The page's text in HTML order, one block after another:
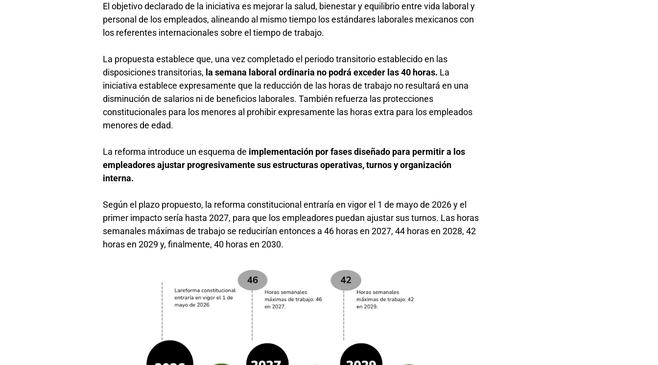
El objetivo declarado de la iniciativa es mejorar la salud, bienestar y equilibrio entre vida laboral y
personal de los empleados, alineando al mismo tiempo los estándares laborales mexicanos con
los referentes internacionales sobre el tiempo de trabajo.
La propuesta establece que, una vez completado el periodo transitorio establecido en las
disposiciones transitorias, la semana laboral ordinaria no podrá exceder las 40 horas. La
iniciativa establece expresamente que la reducción de las horas de trabajo no resultará en una
disminución de salarios ni de beneficios laborales. También refuerza las protecciones
constitucionales para los menores al prohibir expresamente las horas extra para los empleados
menores de edad.
La reforma introduce un esquema de implementación por fases diseñado para permitir a los
empleadores ajustar progresivamente sus estructuras operativas, turnos y organización
interna.
Según el plazo propuesto, la reforma constitucional entraría en vigor el 1 de mayo de 2026 y el
primer impacto sería hasta 2027, para que los empleadores puedan ajustar sus turnos. Las horas
semanales máximas de trabajo se reducirían entonces a 46 horas en 2027, 44 horas en 2028, 42
horas en 2029 y, finalmente, 40 horas en 2030.